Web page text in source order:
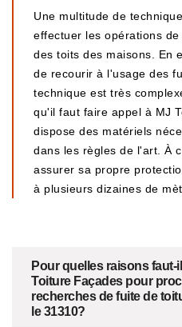
Une multitude de
effectuer les opérations
des toits des maisons. En
de recourir à l'usage des
technique est très
qu'il faut faire appel à MJ
dispose des matériels
dans les règles de l'art. À
assurer sa propre
à plusieurs dizaines de
Pour quelles raisons faut-
Toiture Façades pour
recherches de fuite de
le 31310?